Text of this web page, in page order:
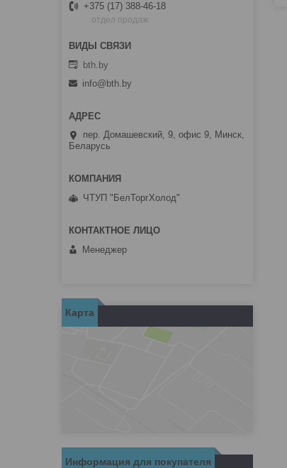
+375 (17) 388-46-18
отдел продаж
bth.by
info@bth.by
пер. Домашевский, 9, офис 9, Минск,
Беларусь
ЧТУП "БелТоргХолод"
Менеджер
Карта
Информация для покупателя